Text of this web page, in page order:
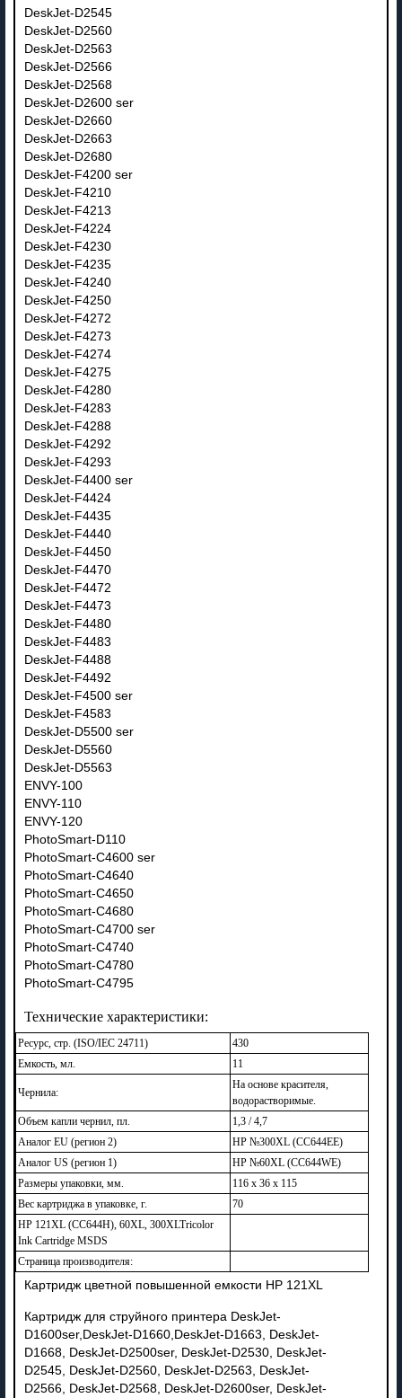
DeskJet-D2545
DeskJet-D2560
DeskJet-D2563
DeskJet-D2566
DeskJet-D2568
DeskJet-D2600 ser
DeskJet-D2660
DeskJet-D2663
DeskJet-D2680
DeskJet-F4200 ser
DeskJet-F4210
DeskJet-F4213
DeskJet-F4224
DeskJet-F4230
DeskJet-F4235
DeskJet-F4240
DeskJet-F4250
DeskJet-F4272
DeskJet-F4273
DeskJet-F4274
DeskJet-F4275
DeskJet-F4280
DeskJet-F4283
DeskJet-F4288
DeskJet-F4292
DeskJet-F4293
DeskJet-F4400 ser
DeskJet-F4424
DeskJet-F4435
DeskJet-F4440
DeskJet-F4450
DeskJet-F4470
DeskJet-F4472
DeskJet-F4473
DeskJet-F4480
DeskJet-F4483
DeskJet-F4488
DeskJet-F4492
DeskJet-F4500 ser
DeskJet-F4583
DeskJet-D5500 ser
DeskJet-D5560
DeskJet-D5563
ENVY-100
ENVY-110
ENVY-120
PhotoSmart-D110
PhotoSmart-C4600 ser
PhotoSmart-C4640
PhotoSmart-C4650
PhotoSmart-C4680
PhotoSmart-C4700 ser
PhotoSmart-C4740
PhotoSmart-C4780
PhotoSmart-C4795
Технические характеристики:
Ресурс, стр. (ISO/IEC 24711)
430
Емкость, мл.
11
Чернила:
На основе красителя,
водорастворимые.
Объем капли чернил, пл.
1,3 / 4,7
Аналог EU (регион 2)
HP №300XL (CC644EE)
Аналог US (регион 1)
HP №60XL (CC644WE)
Размеры упаковки, мм.
116 x 36 x 115
Вес картриджа в упаковке, г.
70
HP 121XL (CC644H), 60XL, 300XLTricolor
Ink Cartridge MSDS
Страница производителя:
Картридж цветной повышенной емкости HP 121XL
Картридж для струйного принтера DeskJet-
D1600ser, DeskJet-D1660, DeskJet-D1663, DeskJet-
D1668, DeskJet-D2500ser, DeskJet-D2530, DeskJet-
D2545, DeskJet-D2560, DeskJet-D2563, DeskJet-
D2566, DeskJet-D2568, DeskJet-D2600ser, DeskJet-